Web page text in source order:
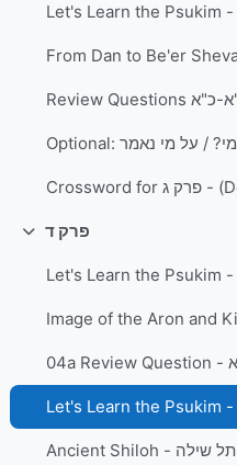
Collapse
פרק ד
Ancient Shiloh - תל שילה